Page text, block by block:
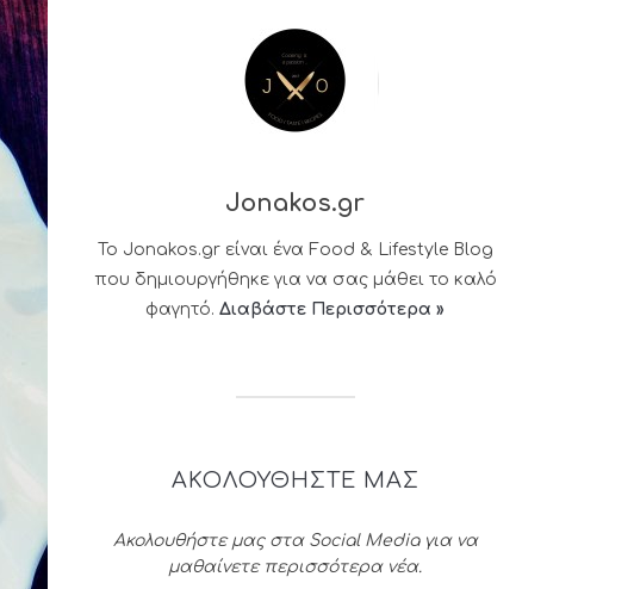
Jonakos.gr
Το Jonakos.gr είναι ένα Food & Lifestyle Blog
που δημιουργήθηκε για να σας μάθει το καλό
φαγητό. Διαβάστε Περισσότερα »
ΑΚΟΛΟΥΘΗΣΤΕ ΜΑΣ
Ακολουθήστε μας στα Social Media για να
μαθαίνετε περισσότερα νέα.